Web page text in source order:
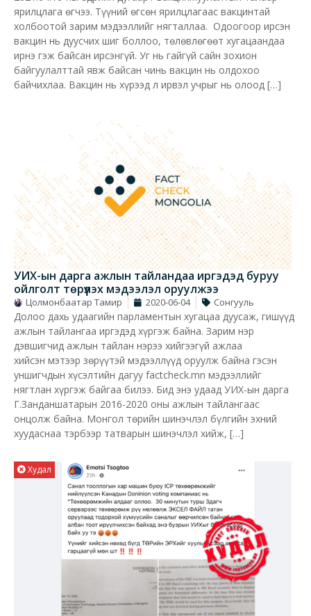
ярилцлага өгчээ. Түүний өгсөн ярилцлагаас вакцинтай
холбоотой зарим мэдээллийг нягталлаа. Одоогоор ирсэн
вакцин нь дуусчих шиг боллоо, төлөвлөгөөт хугацаандаа
ирнэ гэж байсан ирсэнгүй. Уг нь гайгүй сайн зохион
байгуулалттай явж байсан чинь вакцин нь олдохоо
байчихлаа. Вакцин нь хүрээд л ирвэл учрыг нь олоод […]
УИХ-ын дарга ажлын тайландаа иргэдэд буруу
ойлголт төрүүлэх мэдээлэл оруулжээ
Цолмонбаатар Тамир 2020-06-04 Сонгууль
Долоо дахь удаагийн парламентын хугацаа дуусаж, гишүүд
ажлын тайлангаа иргэдэд хүргэж байна. Зарим нэр
дэвшигчид ажлын тайлан нэрээ хийгээгүй ажлаа
хийсэн мэтээр зөрүүтэй мэдээллүүд оруулж байна гэсэн
уншигчдын хүсэлтийн дагуу factcheck.mn мэдээллийг
нягтлан хүргэж байгаа билээ. Бид энэ удаад УИХ-ын дарга
Г.Занданшатарын 2016-2020 оны ажлын тайлангаас
онцолж байна. Монгол төрийн шинэчлэл бүлгийн эхний
хуудаснаа тэрбээр татварын шинэчлэл хийж, […]
Худал